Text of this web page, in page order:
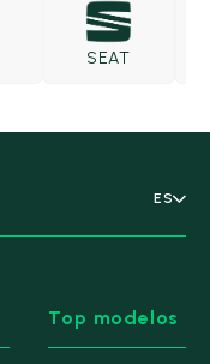
SEAT
ES
Top modelos